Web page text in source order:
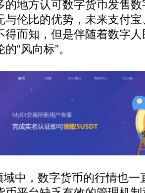
的地方认可数字货币发售
与伦比的优势，未来支付
得而知，但是伴随着数字
“风向标”。
，数字货币的行情也一